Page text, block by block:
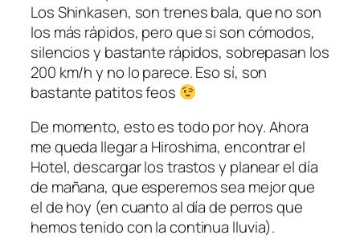
Los Shinkasen, son trenes bala, que no son
los más rápidos, pero que si son cómodos,
silencios y bastante rápidos, sobrepasan los
200 km/h y no lo parece. Eso sí, son
bastante patitos feos
De momento, esto es todo por hoy. Ahora
me queda llegar a Hiroshima, encontrar el
Hotel, descargar los trastos y planear el día
de mañana, que esperemos sea mejor que
el de hoy (en cuanto al día de perros que
hemos tenido con la continua lluvia).